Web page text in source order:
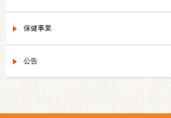
保健事業
公告